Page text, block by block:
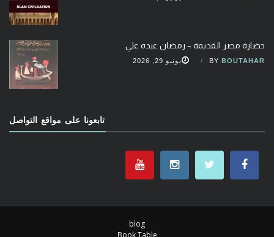
حضارة مصر القديمة – رمضان عبده علي
BY BOUTAHAR يونيو 29, 2026
تابعونا على مواقع التواصل
blog